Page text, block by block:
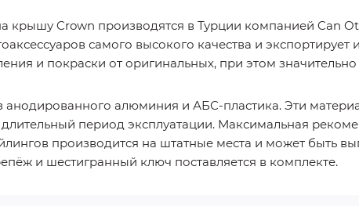
крышу Crown производятся в Турции компанией Can
самого высокого качества и
и покраски от оригинальных, при этом
анодированного алюминия и АБС-пластика. Эти
период эксплуатации. Максимальная
производится на штатные места и может быть
и шестигранный ключ поставляется в комплекте.